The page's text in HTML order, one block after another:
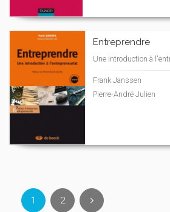
Entreprendre
Une introduction à
Frank Janssen
Pierre-André Julien
1 2